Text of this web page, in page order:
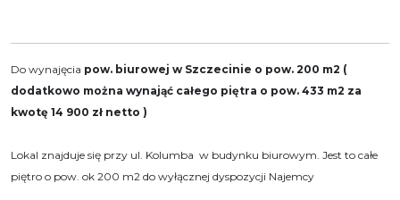
Do wynajęcia pow. biurowej w Szczecinie o pow. 200 m2 (
dodatkowo można wynająć całego piętra o pow. 433 m2 za
kwotę 14 900 zł netto )
Lokal znajduje się przy ul. Kolumba w budynku biurowym. Jest to całe
piętro o pow. ok 200 m2 do wyłącznej dyspozycji Najemcy